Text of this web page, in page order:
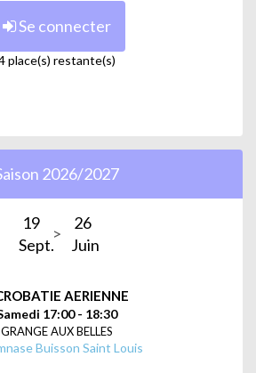
Se connecter
place(s) restante(s)
2026/2027
19
Sept.
26
Juin
AERIENNE
17:00 - 18:30
GRANGE AUX BELLES
Buisson Saint Louis